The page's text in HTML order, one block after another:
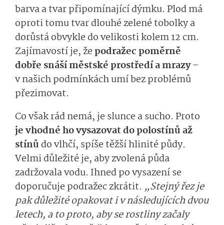
barva atvar připomínající dýmku. Plod má
oproti tomu tvar dlouhé zelené tobolky a
dorůstá obvykle do velikosti kolem 12 cm.
Zajímavostí je, žepodražec poměrně
dobře snáší městské prostředí a mrazy–
v našich podmínkách umí bez problémů
přezimovat.
Co však rád nemá, je slunce a sucho. Proto
je vhodné ho vysazovat do polostínů až
stínů do vlhčí, spíše těžší hlinité půdy.
Velmi důležité je, aby zvolená půda
zadržovala vodu. Ihned po vysazení se
doporučuje podražec zkrátit. „Stejný řez je
pak důležité opakovat i v následujících dvou
letech, a to proto, aby se rostliny začaly